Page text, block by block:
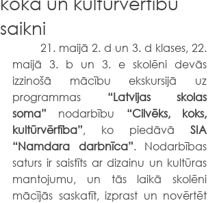
saikni
maijā 3. b un 3. e skolēni devās
izzinošā mācību ekskursijā uz
programmas “Latvijas skolas
soma” nodarbību “Cilvēks, koks,
kultūrvērtība”, ko piedāvā SIA
“Namdara darbnīca”. Nodarbības
saturs ir saistīts ar dizainu un kultūras
mantojumu, un tās laikā skolēni
mācījās saskatīt, izprast un novērtēt